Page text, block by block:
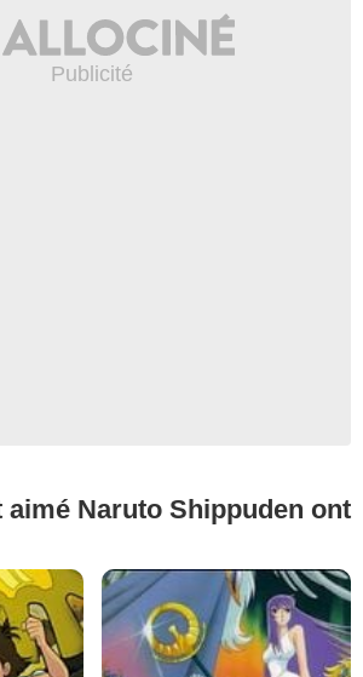
aimé Naruto Shippuden ont